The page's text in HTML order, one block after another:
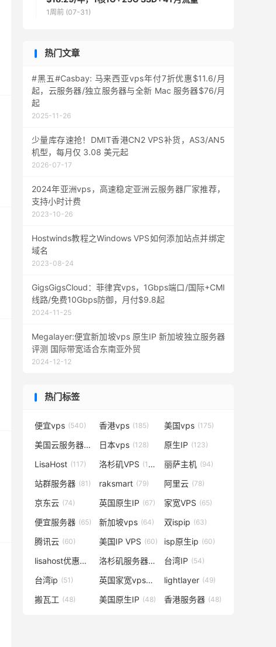
1周前 (07-31)
热门文章
#黑五#Casbay: 马来西亚vps年付7折优惠$11.6/月
起，云服务器/独立服务器与全新 Mac 服务器$76/月
起
2025-11-26
少量库存速抢！DMIT香港CN2 VPS补货，AS3/AN5
机型，每月仅 3.08 美元起
2026-07-17
2024年亚洲vps，高速稳定亚洲云服务器厂家推荐，
支持小时计费
2023-10-26
Hostwinds教程之Windows VPS如何添加站点并绑定
域名
2023-08-24
GigsGigsCloud：菲律宾vps，1Gbps端口/国际+CMI
线路/免费10Gbps防御，月付$9.8起
2024-11-25
Megalayer:便宜新加坡vps 原生IP 新加坡独立服务器
评测 国际带宽适合东南亚外贸
2024-12-12
热门标签
便宜vps (540) 香港vps (185) 美国vps (175)
美国云服务器(138)日本vps (128) 原生IP (123)
LisaHost (117) 洛杉矶VPS (102) 丽萨主机 (94)
站群服务器 (81) raksmart (79) 阿里云 (78)
京东云 (74) 英国原生IP (67) 家宽VPS (65)
便宜服务器 (65) 新加坡vps (64) 双ispip (63)
腾讯云 (60) 美国IP VPS (60) isp原生ip (60)
lisahost优惠码 (59) 洛杉矶服务器(57) 台湾IP (54)
台湾ip (51) 英国家宽vps(50) lightlayer (49)
搬瓦工 (48) 美国原生IP (48) 香港服务器 (48)